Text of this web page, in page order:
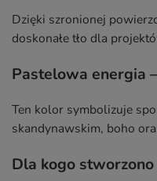
Dzięki szronionej
doskonałe tło dla
Pastelowa energia
Ten kolor symbolizuje
skandynawskim, boho
Dla kogo